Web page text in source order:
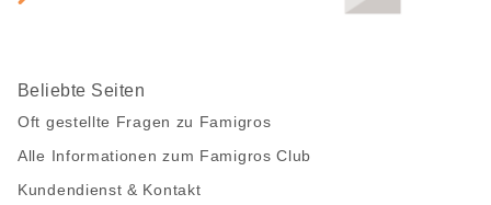
Beliebte Seiten
Oft gestellte Fragen zu Famigros
Alle Informationen zum Famigros Club
Kundendienst & Kontakt